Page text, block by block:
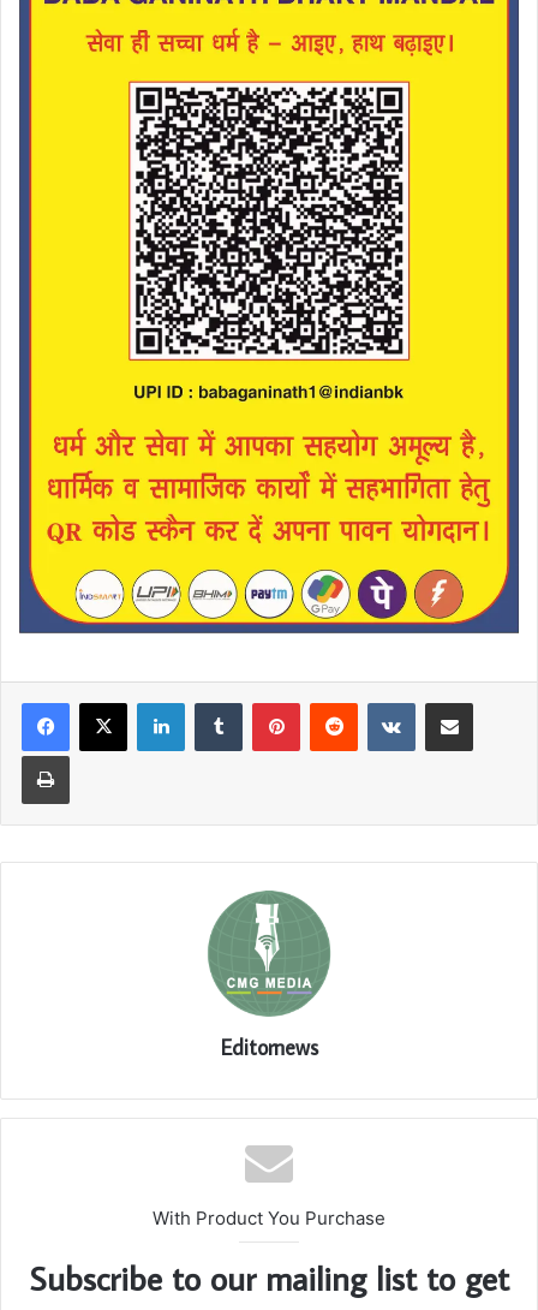
LinkedInTumblr PinterestReddit VKontakteShare via Email
Print
Editornews
With Product You Purchase
Subscribe to our mailing list to get